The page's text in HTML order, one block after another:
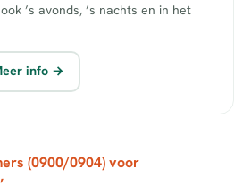
’s avonds, ’s nachts en in het
info →
(0900/0904) voor